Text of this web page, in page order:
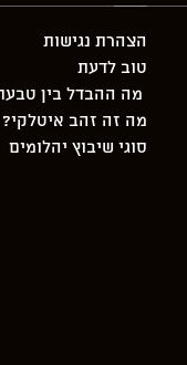
הצהרת נגישות
טוב לדעת
מה ההבדל בין טבעת
מה זה זהב איטלקי?
סוגי שיבוץ יהלומים